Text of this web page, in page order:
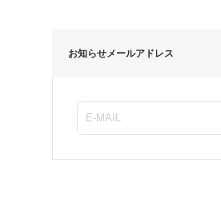
お知らせメールアドレス